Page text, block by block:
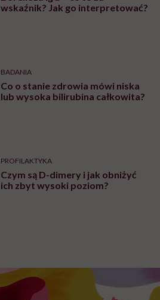
wskaźnik? Jak go interpretować?
BADANIA
Co o stanie zdrowia mówi niska
lub wysoka bilirubina całkowita?
PROFILAKTYKA
Czym są D-dimery i jak obniżyć
ich zbyt wysoki poziom?